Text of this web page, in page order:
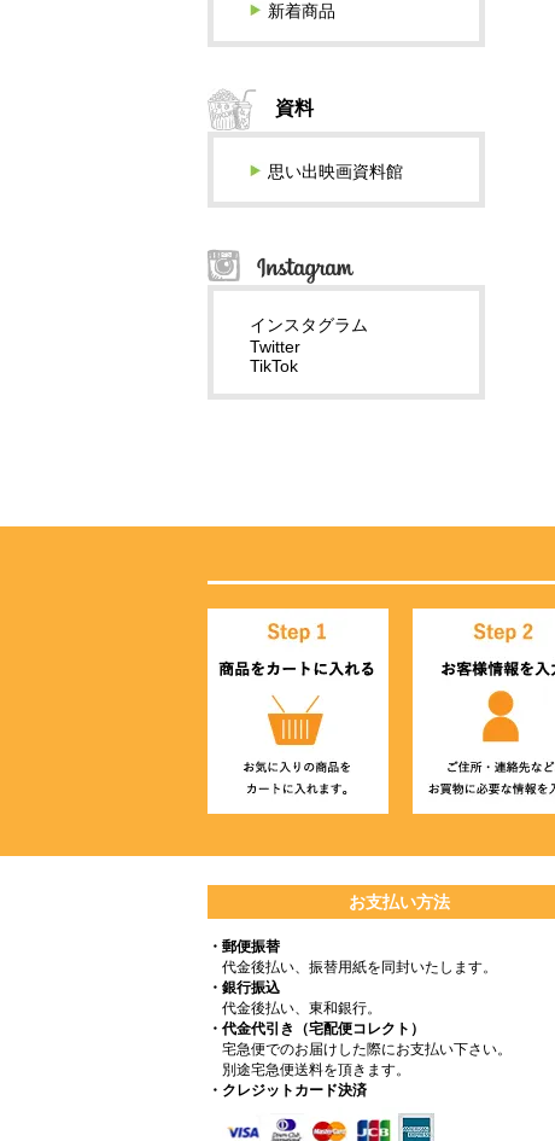
新着商品
資料
思い出映画資料館
インスタグラム
Twitter
TikTok
お支払い方法
・郵便振替
代金後払い、振替用紙を同封いたします。
・銀行振込
代金後払い、東和銀行。
・代金代引き（宅配便コレクト）
宅急便でのお届けした際にお支払い下さい。
別途宅急便送料を頂きます。
・クレジットカード決済